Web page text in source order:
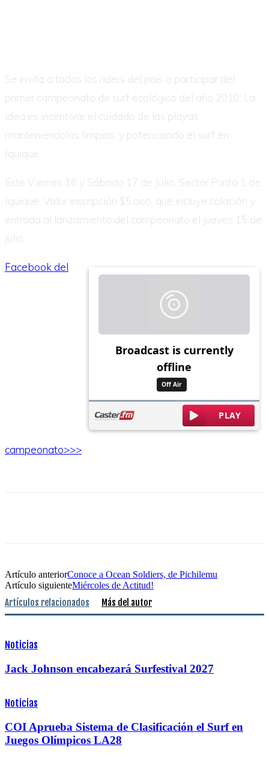
Se invita a todos los riders del país a participar del
primer campeonato de surf ecológico del año 2010. La
idea es incentivar el cuidado de las playas,
manteniéndolas limpias, y potenciando el surf en
Iquique.
Este Viernes 16 y Sábado 17 de Julio, Sector Punta 1 de
Iquique. Valor inscripción $5.ooo, que incluye colación y
entrada al lanzamiento del campeonato el jueves 15 de
julio.
Facebook del
campeonato>>>
Artículo anteriorConoce a Ocean Soldiers, de Pichilemu
Artículo siguienteMiércoles de Actitud!
Artículos relacionados Más del autor
Noticias
Jack Johnson encabezará Surfestival 2027
Noticias
COI Aprueba Sistema de Clasificación el Surf en
Juegos Olímpicos LA28